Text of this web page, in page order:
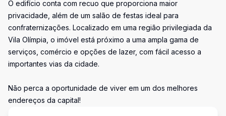
O edifício conta com recuo que proporciona maior
privacidade, além de um salão de festas ideal para
confraternizações. Localizado em uma região privilegiada da
Vila Olímpia, o imóvel está próximo a uma ampla gama de
serviços, comércio e opções de lazer, com fácil acesso a
importantes vias da cidade.
Não perca a oportunidade de viver em um dos melhores
endereços da capital!